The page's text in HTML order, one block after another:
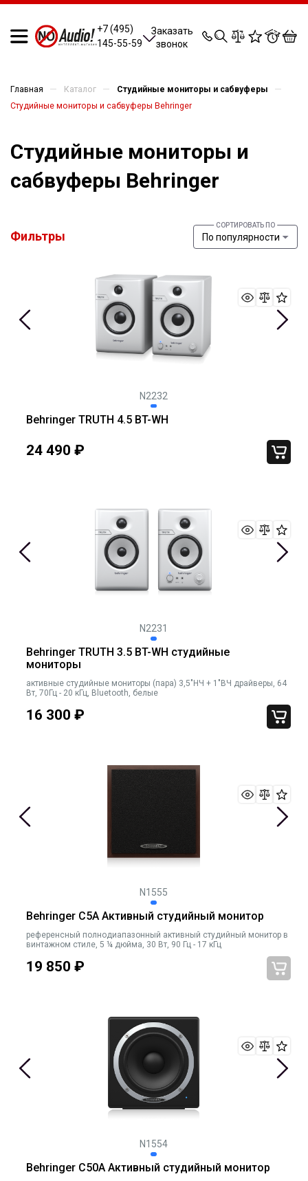
+7 (495)
145-55-59
Заказать
звонок
0 0 0 0
Главная — Каталог — Студийные мониторы и сабвуферы —
Студийные мониторы и сабвуферы Behringer
Студийные мониторы и
сабвуферы Behringer
Фильтры По популярности
N2232
Behringer TRUTH 4.5 BT-WH
24 490 ₽
N2231
Behringer TRUTH 3.5 BT-WH студийные
мониторы
активные студийные мониторы (пара) 3,5"НЧ + 1"ВЧ драйверы, 64
Вт, 70Гц - 20 кГц, Bluetooth, белые
16 300 ₽
N1555
Behringer C5A Активный студийный монитор
референсный полнодиапазонный активный студийный монитор в
винтажном стиле, 5 ¼ дюйма, 30 Вт, 90 Гц - 17 кГц
19 850 ₽
N1554
Behringer C50A Активный студийный монитор